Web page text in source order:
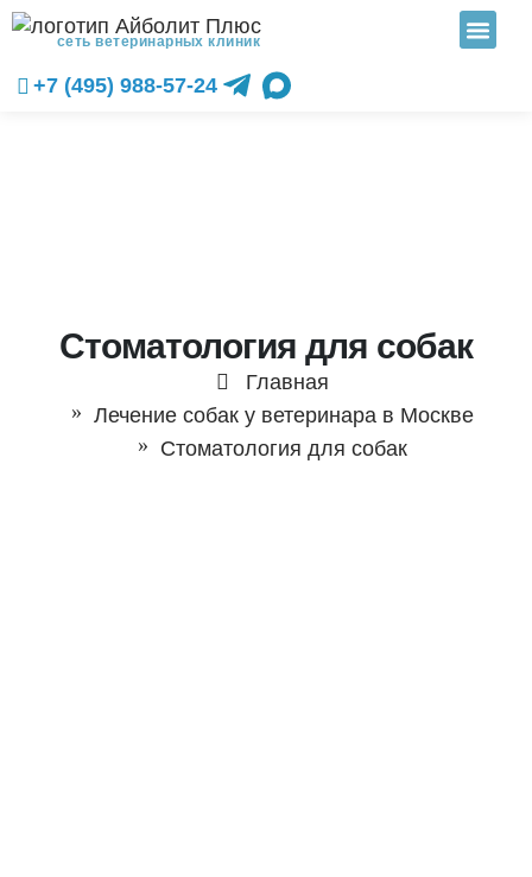
сеть ветеринарных клиник
+7 (495) 988-57-24
Стоматология для собак
Главная
Лечение собак у ветеринара в Москве
Стоматология для собак